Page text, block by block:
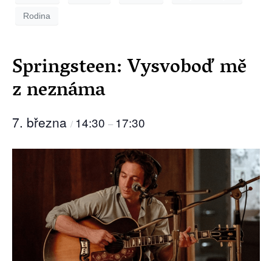
Rodina
Springsteen: Vysvoboď mě
z neznáma
7. března / 14:30 – 17:30